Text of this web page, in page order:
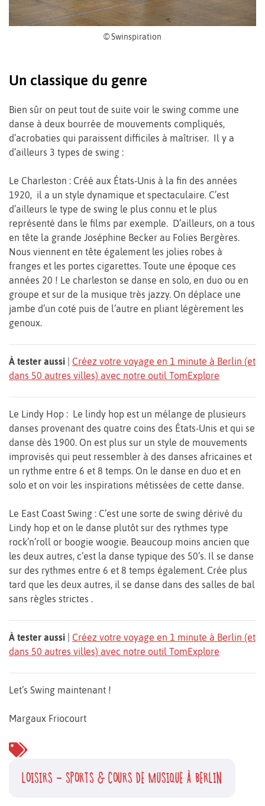
© Swinspiration
Un classique du genre
Bien sûr on peut tout de suite voir le swing comme une
danse à deux bourrée de mouvements compliqués,
d’acrobaties qui paraissent difficiles à maîtriser. Il y a
d’ailleurs 3 types de swing :
Le Charleston : Créé aux États-Unis à la fin des années
1920, il a un style dynamique et spectaculaire. C’est
d’ailleurs le type de swing le plus connu et le plus
représenté dans le films par exemple. D’ailleurs, on a tous
en tête la grande Joséphine Becker au Folies Bergères.
Nous viennent en tête également les jolies robes à
franges et les portes cigarettes. Toute une époque ces
années 20 ! Le charleston se danse en solo, en duo ou en
groupe et sur de la musique très jazzy. On déplace une
jambe d’un coté puis de l’autre en pliant légèrement les
genoux.
À tester aussi
Créez votre voyage en 1 minute à Berlin (et
dans 50 autres villes) avec notre outil TomExplore
Le Lindy Hop : Le lindy hop est un mélange de plusieurs
danses provenant des quatre coins des États-Unis et qui se
danse dès 1900. On est plus sur un style de mouvements
improvisés qui peut ressembler à des danses africaines et
un rythme entre 6 et 8 temps. On le danse en duo et en
solo et on voir les inspirations métissées de cette danse.
Le East Coast Swing : C’est une sorte de swing dérivé du
Lindy hop et on le danse plutôt sur des rythmes type
rock’n’roll or boogie woogie. Beaucoup moins ancien que
les deux autres, c’est la danse typique des 50’s. Il se danse
sur des rythmes entre 6 et 8 temps également. Crée plus
tard que les deux autres, il se danse dans des salles de bal
sans règles strictes .
À tester aussi
Créez votre voyage en 1 minute à Berlin (et
dans 50 autres villes) avec notre outil TomExplore
Let’s Swing maintenant !
Margaux Friocourt
LOISIRS - SPORTS & COURS DE MUSIQUE À BERLIN